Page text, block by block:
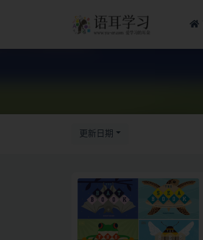
更新日期